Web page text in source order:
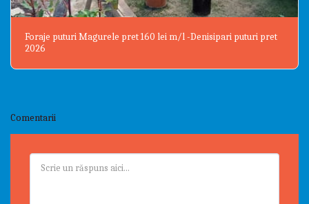
Foraje puturi Magurele pret 160 lei m/l -Denisipari puturi pret
2026
Comentarii